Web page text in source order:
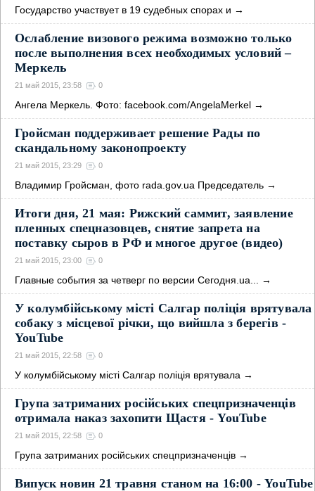
Государство участвует в 19 судебных спорах и →
Ослабление визового режима возможно только
после выполнения всех необходимых условий –
Меркель
21 май 2015, 23:58 0
Ангела Меркель. Фото: facebook.com/AngelaMerkel →
Гройсман поддерживает решение Рады по
скандальному законопроекту
21 май 2015, 23:29 0
Владимир Гройсман, фото rada.gov.ua Председатель →
Итоги дня, 21 мая: Рижский саммит, заявление
пленных спецназовцев, снятие запрета на
поставку сыров в РФ и многое другое (видео)
21 май 2015, 23:00 0
Главные события за четверг по версии Сегодня.ua... →
У колумбійському місті Салгар поліція врятувала
собаку з місцевої річки, що вийшла з берегів -
YouTube
21 май 2015, 22:58 0
У колумбійському місті Салгар поліція врятувала →
Група затриманих російських спецпризначенців
отримала наказ захопити Щастя - YouTube
21 май 2015, 22:58 0
Група затриманих російських спецпризначенців →
Випуск новин 21 травня станом на 16:00 - YouTube